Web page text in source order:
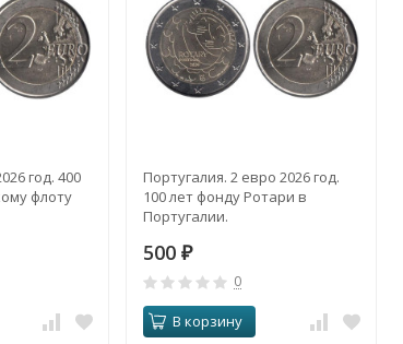
год. 400
флоту
Португалия. 2 евро 2026 год.
100 лет фонду Ротари в
Португалии.
500 ₽
0
В корзину